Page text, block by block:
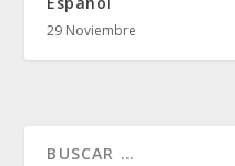
29 Noviembre